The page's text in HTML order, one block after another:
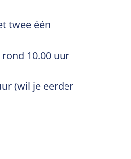
twee één
10.00 uur
(wil je eerder